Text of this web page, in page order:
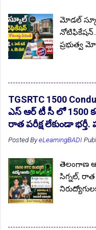
👆 Download here
సర్వీస్,
విద్యార్హత:
మోడల్
ప్రభుత్వ
హాస్టల్లలో
నిరుద్యోగ
జిల్లా
విడుదల
ఫామ్ తో
చేసి
వివరాలు
✨Latest
Follow
TGSRTC 1500
ఎస్ ఆర్ టీ సీ లో 1500
రాత పరీక్ష లేకుండా భర్తీ.
Posted ByeLearningBADI
తెలంగాణ
సిగ్నల్, రాత
గ్రీన్
జిల్లాల్లో